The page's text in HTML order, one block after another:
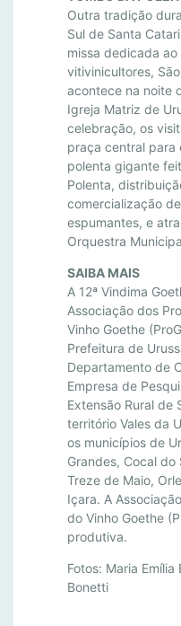
Outra tradição
Sul de Santa
missa dedicada
vitivinicultores,
acontece na noite
Igreja Matriz de
celebração, os
praça central para
polenta gigante
Polenta,
comercialização
espumantes, e
Orquestra
SAIBA MAIS
A 12ª Vindima
Associação dos
Vinho Goethe
Prefeitura de
Departamento de
Empresa de
Extensão Rural de
território Vales da
os municípios de
Grandes, Cocal do
Treze de Maio,
Içara. A
do Vinho Goethe
produtiva.
Fotos: Maria
Bonetti